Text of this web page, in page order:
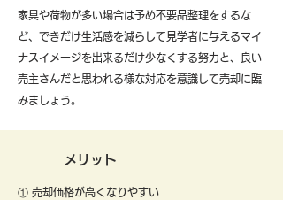
​家具や荷物が多い場合は予め不要品整理をするな
ど、できだけ生活感を減らして見学者に与えるマイ
ナスイメージを出来るだけ少なくする努力と、良い
売主さんだと思われる様な対応を意識して売却に臨
みましょう。
メリット
① 売却価格が高くなりやすい